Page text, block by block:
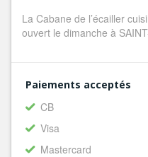
La Cabane de l’écailler
ouvert le dimanche à
Paiements acceptés
CB
Visa
Mastercard